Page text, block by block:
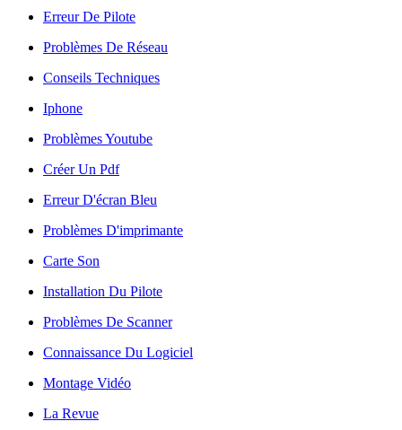
Erreur De Pilote
Problèmes De Réseau
Conseils Techniques
Iphone
Problèmes Youtube
Créer Un Pdf
Erreur D'écran Bleu
Problèmes D'imprimante
Carte Son
Installation Du Pilote
Problèmes De Scanner
Connaissance Du Logiciel
Montage Vidéo
La Revue